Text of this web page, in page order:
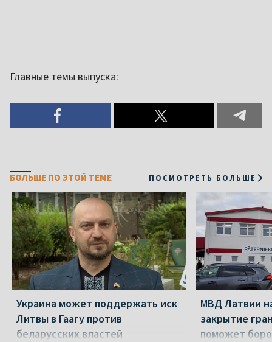
Главные темы выпуска:
БОЛЬШЕ ПО ЭТОЙ ТЕМЕ ПОСМОТРЕТЬ БОЛЬШЕ
Украина может поддержать иск
Литвы в Гаагу против
беларусских властей
МВД Латвии
закрытие
поможет